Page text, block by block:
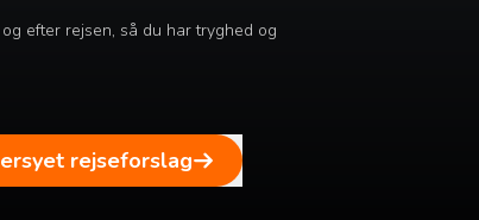
efter rejsen, så du har tryghed og
rejseforslag